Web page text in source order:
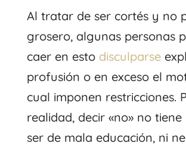
Al tratar de ser cortés y no
grosero, algunas personas
caer en esto disculparse
profusión o en exceso el
cual imponen restricciones.
realidad, decir «no» no
ser de mala educación, ni